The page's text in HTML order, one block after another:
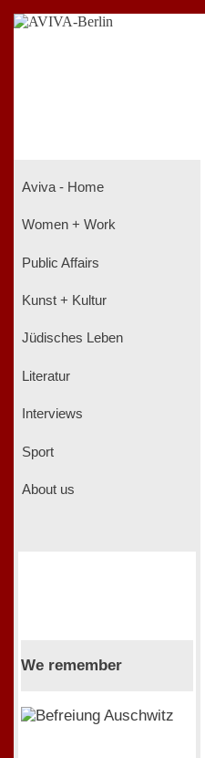
Aviva - Home
Women + Work
Public Affairs
Kunst + Kultur
Jüdisches Leben
Literatur
Interviews
Sport
About us
We remember